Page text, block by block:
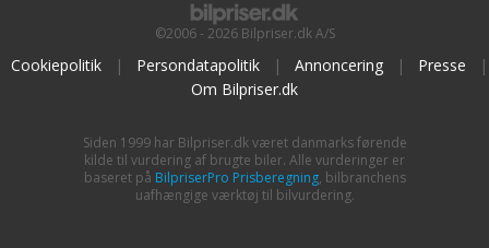
©2006 - 2026 Bilpriser.dk A/S
Cookiepolitik | Persondatapolitik | Annoncering | Presse
|
Om Bilpriser.dk
Siden 1999 har Bilpriser.dk været danmarks førende
kilde til vurdering af brugte biler. Alle vurderinger er
baseret på BilpriserPro Prisberegning, bilbranchens
uafhængige værktøj til bilvurdering.